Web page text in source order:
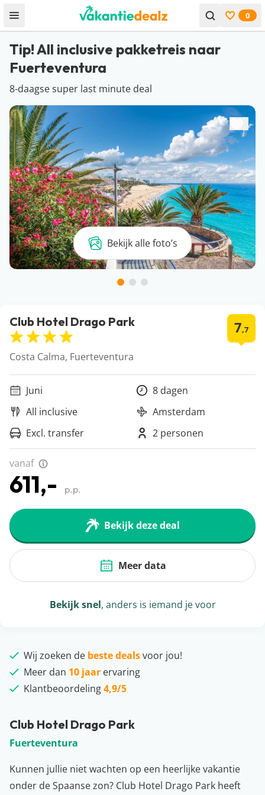
Open menu Bekijk
0
Tip! All inclusive pakketreis naar
Fuerteventura
8-daagse super last minute deal
Bekijk alle foto’s
Club Hotel Drago Park
Fuerteventura
Kunnen jullie niet wachten op een heerlijke vakantie
onder de Spaanse zon? Club Hotel Drago Park heeft
Club Hotel Drago Park 7,7
Costa Calma, Fuerteventura
Juni
8 dagen
All inclusive
Amsterdam
Excl. transfer
2 personen
vanaf
611,- p.p.
Bekijk deze deal
Meer data
Bekijk snel, anders is iemand je voor
Wij zoeken de beste dealsvoor jou!
Meer dan 10 jaar ervaring
Klantbeoordeling4,9/5